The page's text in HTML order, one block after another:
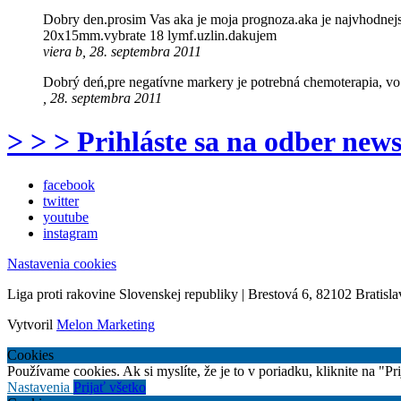
Dobry den.prosim Vas aka je moja prognoza.aka je
20x15mm.vybrate 18 lymf.uzlin.dakujem
viera b, 28. septembra 2011
Dobrý deń,pre negatívne markery je potrebná chemoterapia,
, 28. septembra 2011
> > > Prihláste sa na odber
facebook
twitter
youtube
instagram
Nastavenia cookies
Liga proti rakovine Slovenskej republiky | Brestová 6, 82102
Vytvoril Melon Marketing
Cookies
Používame cookies. Ak si myslíte, že je to v poriadku, kliknite na
Nastavenia Prijať všetko